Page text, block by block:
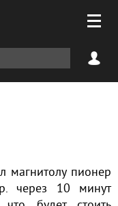
магнитолу пионер
через 10 минут